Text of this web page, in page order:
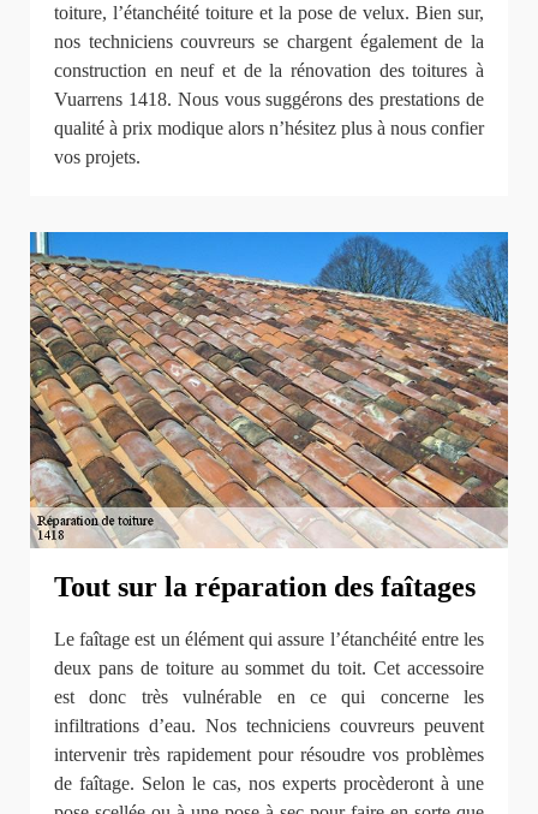
toiture, l’étanchéité toiture et la pose de velux. Bien sur,
nos techniciens couvreurs se chargent également de la
construction en neuf et de la rénovation des toitures à
Vuarrens 1418. Nous vous suggérons des prestations de
qualité à prix modique alors n’hésitez plus à nous confier
vos projets.
Tout sur la réparation des faîtages
Le faîtage est un élément qui assure l’étanchéité entre les
deux pans de toiture au sommet du toit. Cet accessoire
est donc très vulnérable en ce qui concerne les
infiltrations d’eau. Nos techniciens couvreurs peuvent
intervenir très rapidement pour résoudre vos problèmes
de faîtage. Selon le cas, nos experts procèderont à une